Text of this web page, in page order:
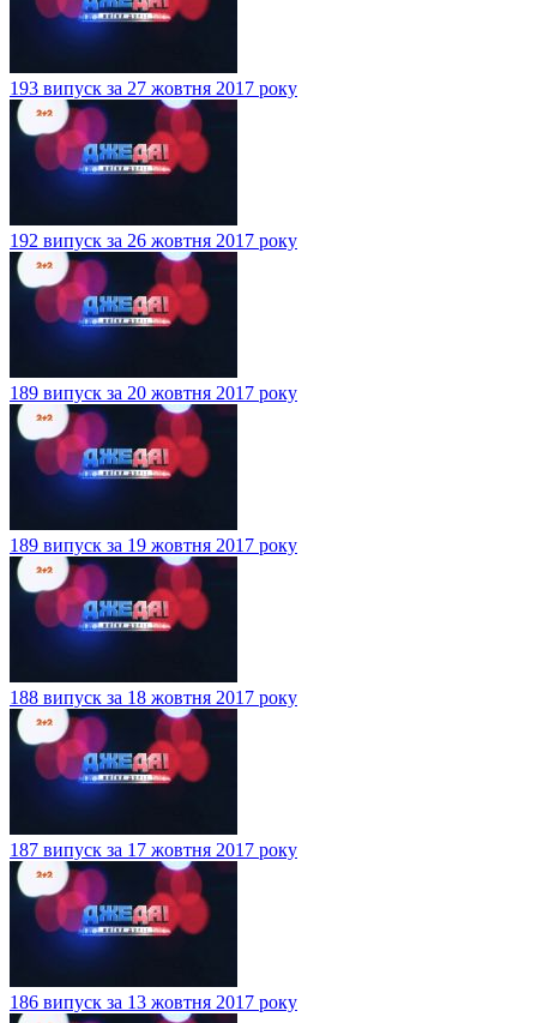
193 випуск за 27 жовтня 2017 року
192 випуск за 26 жовтня 2017 року
189 випуск за 20 жовтня 2017 року
189 випуск за 19 жовтня 2017 року
188 випуск за 18 жовтня 2017 року
187 випуск за 17 жовтня 2017 року
186 випуск за 13 жовтня 2017 року